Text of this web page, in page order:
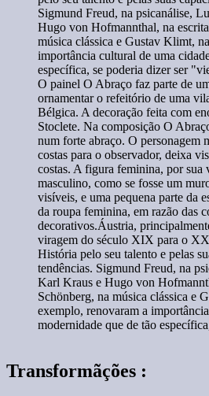
O painel O Abraço faz parte de
ornamentar o refeitório de uma
Bélgica. A decoração feita com
Stoclete. Na composição O
num forte abraço. O personagem
costas para o observador, deixa
costas. A figura feminina, por sua
masculino, como se fosse um
visíveis, e uma pequena parte da
da roupa feminina, em razão das
decorativos.Áustria,
viragem do século XIX para o
História pelo seu talento e pelas
tendências. Sigmund Freud, na
Karl Kraus e Hugo von
Schönberg, na música clássica e
exemplo, renovaram a
modernidade que de tão
Transformãções :